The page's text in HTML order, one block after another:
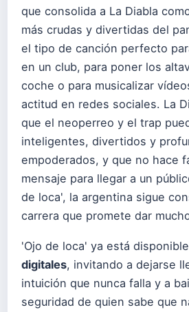
que consolida a La Diabla
más crudas y divertidas del
el tipo de canción perfecto
en un club, para poner los
coche o para musicalizar
actitud en redes sociales. La
que el neoperreo y el trap
inteligentes, divertidos y
empoderados, y que no hace
mensaje para llegar a un
de loca', la argentina sigue
carrera que promete dar
'Ojo de loca' ya está
digitales, invitando a dejarse
intuición que nunca falla y a
seguridad de quien sabe que